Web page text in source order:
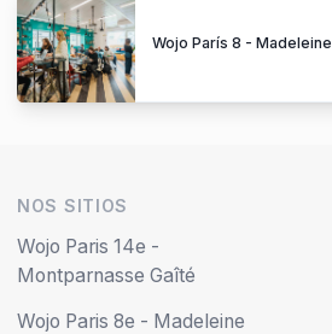
Wojo París 8 - Madeleine
NOS SITIOS
Wojo Paris 14e -
Montparnasse Gaîté
Wojo Paris 8e - Madeleine